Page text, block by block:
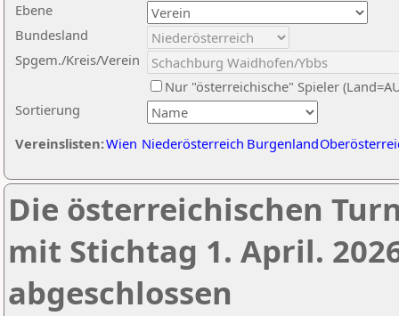
Ebene
Sortierung
Bundesland
Spgem./Kreis/Verein
Nur "österreichische" Spieler
Vereinslisten:Wien Niederösterreich Burgenland
Die österreichischen
mit Stichtag 1. April.
abgeschlossen